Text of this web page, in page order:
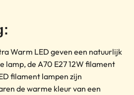
Warm LED geven een natuurlijk
lamp, de A70 E27 12W filament
filament lampen zijn
de warme kleur van een